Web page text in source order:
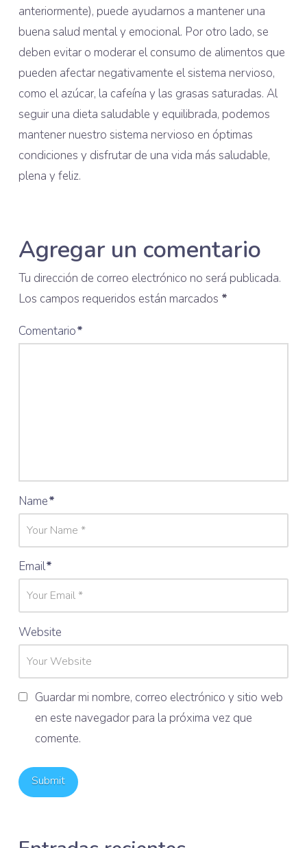
anteriormente), puede ayudarnos a mantener una
buena salud mental y emocional. Por otro lado, se
deben evitar o moderar el consumo de alimentos que
pueden afectar negativamente el sistema nervioso,
como el azúcar, la cafeína y las grasas saturadas. Al
seguir una dieta saludable y equilibrada, podemos
mantener nuestro sistema nervioso en óptimas
condiciones y disfrutar de una vida más saludable,
plena y feliz.
Agregar un comentario
Tu dirección de correo electrónico no será publicada.
Los campos requeridos están marcados *
Comentario*
Name*
Email*
Website
Guardar mi nombre, correo electrónico y sitio web
en este navegador para la próxima vez que
comente.